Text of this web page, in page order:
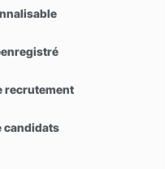
recrutement
candidats